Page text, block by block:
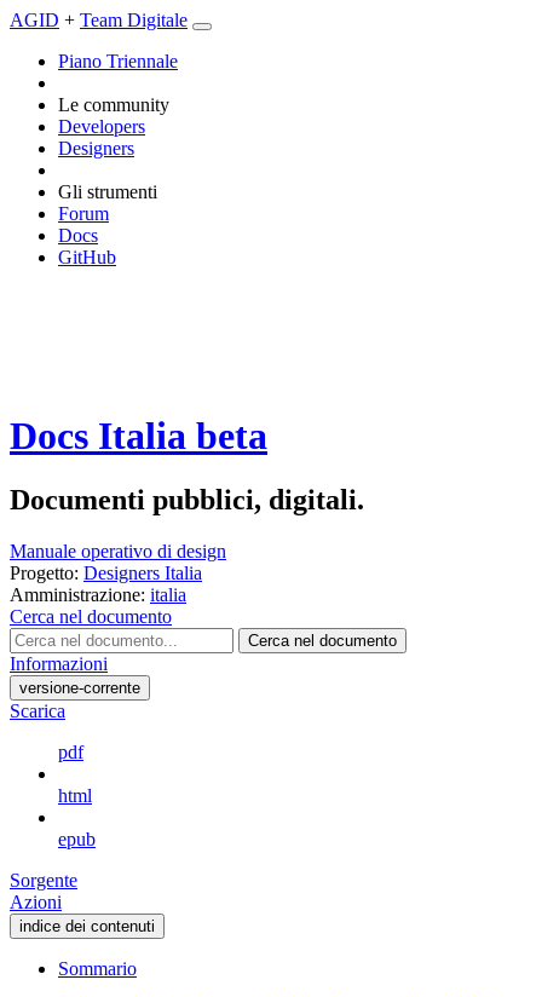
AGID + Team Digitale
Piano Triennale
Le community
Developers
Designers
Gli strumenti
Forum
Docs
GitHub
Docs Italia beta
Documenti pubblici, digitali.
Manuale operativo di design
Progetto: Designers Italia
Amministrazione: italia
Cerca nel documento
Cerca nel documento
Informazioni
versione-corrente
Scarica
pdf
html
epub
Sorgente
Azioni
indice dei contenuti
Sommario